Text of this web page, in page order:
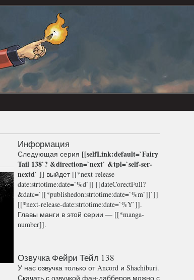
Информация
Следующая серия [[selfLink:default=`Fairy
Tail 138`? &direction=`next` &tpl=`self-ser-
nextd` ]] выйдет [[*next-release-
date:strtotime:date=`%d`]] [[dateCorectFull?
&datc=`[[*publishedon:strtotime:date=`%m`]]`]]
[[*next-release-date:strtotime:date=`%Y`]].
Главы манги в этой серии — [[*manga-
number]].
Озвучка Фейри Тейл 138
У нас озвучка только от Ancord и Shachiburi.
Скачать с озвучкой фан-дабберов можно с